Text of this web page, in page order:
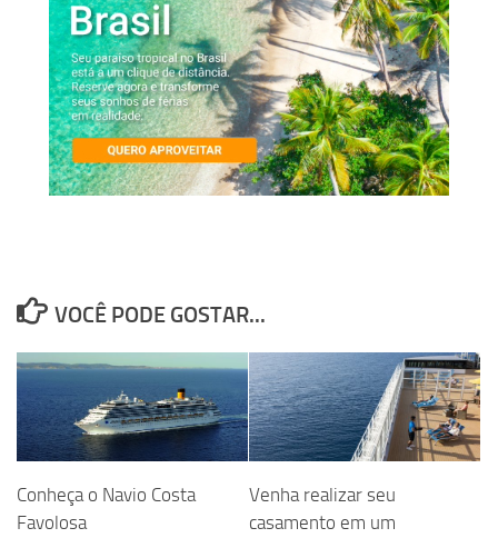
VOCÊ PODE GOSTAR...
Conheça o Navio Costa
Favolosa
Venha realizar seu
casamento em um